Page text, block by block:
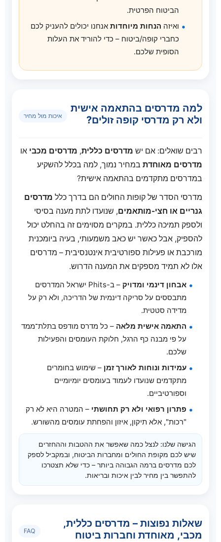
הביטוח הפרטית.
ואיזה הנחות מיוחדות אנחנו יכולים להעניק לכם
כחברי קופה/ביטוח – כדי להוריד את העלות
הסופית שלכם.
למה מדרסים בהתאמה אישית
ולא רק מדרסי קופה זולים?
איכות מול מחיר
רבים שואלים: אם יש מדרסים כללית, מדרסים מכבי או
מדרסים מאוחדת במחיר נמוך, למה בכלל להשקיע
במדרסים מתקדמים בהתאמה אישית?
מדרסי הסדר של קופות החולים הם בדרך כלל מדרסים
גנריים או חצי-מותאמים, שנועדו לתת מענה בסיסי
ולספק תמיכה כללית. במקרים מסוימים זה בהחלט יכול
להספיק, אבל כאשר יש כאב משמעותי, בעיה ביומכנית
מורכבת או פעילות ספורטיבית אינטנסיבית – מדרסים
אלו לא תמיד מספקים את המענה הדרוש.
אבחון דינמי ומדויק
– ב-Phits ישראל המדרסים
מתבססים על סריקה דינמית של הדריכה, ולא רק על
מדידה סטטית.
התאמה אישית מלאה – כל מדרס מודפס בתלת־ממד
על פי מבנה כף הרגל, חלוקת העומסים והפעילות
שלכם.
עמידות ונוחות לאורך זמן – שימוש בחומרים
מתקדמים שנועדו לעמוד בעומסים יומיומיים
וספורטיביים.
פתרון רפואי ולא רק תחושתי – המטרה היא לא רק
"רכות", אלא תיקון, איזון והפחתת עומסים מהשורש.
הגישה שלנו: לנצל כמה שאפשר את ההטבות וההחזרים
שיש לכם מקופת החולים ומחברות הביטוח, ובמקביל לספק
לכם מדרסים ברמה הגבוהה ביותר – כדי שלא תצטרכו
להתפשר בין מחיר לבין איכות ובריאות.
שאלות נפוצות – מדרסים כללית,
מכבי, מאוחדת וחברות ביטוח
FAQ